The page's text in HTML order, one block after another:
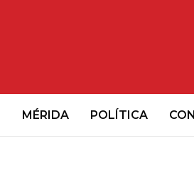
MÉRIDA POLÍTICA